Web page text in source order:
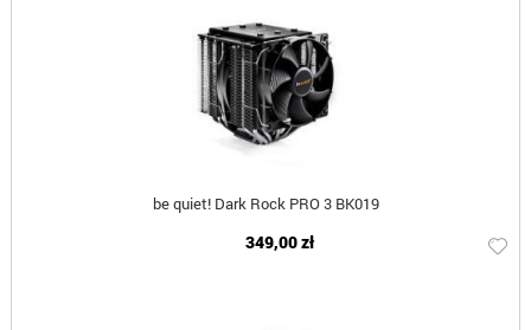
be quiet! Dark Rock PRO 3 BK019
349,00 zł